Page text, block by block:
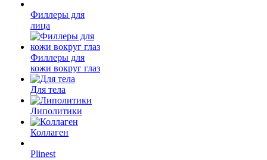
Филлеры для
лица
Филлеры для
кожи вокруг глаз
Для тела
Липолитики